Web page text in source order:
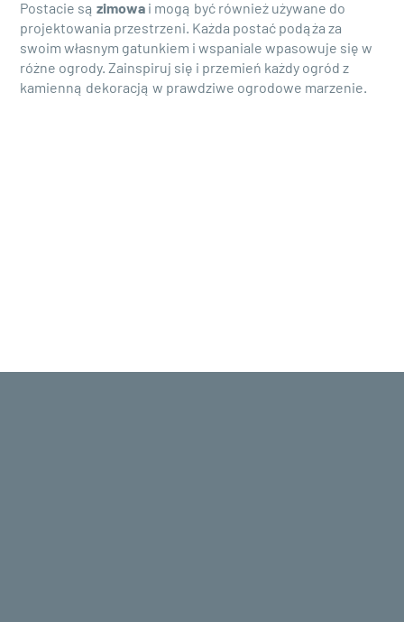
Postacie są zimowa i mogą być również używane do
projektowania przestrzeni. Każda postać podąża za
swoim własnym gatunkiem i wspaniale wpasowuje się w
różne ogrody. Zainspiruj się i przemień każdy ogród z
kamienną dekoracją w prawdziwe ogrodowe marzenie.